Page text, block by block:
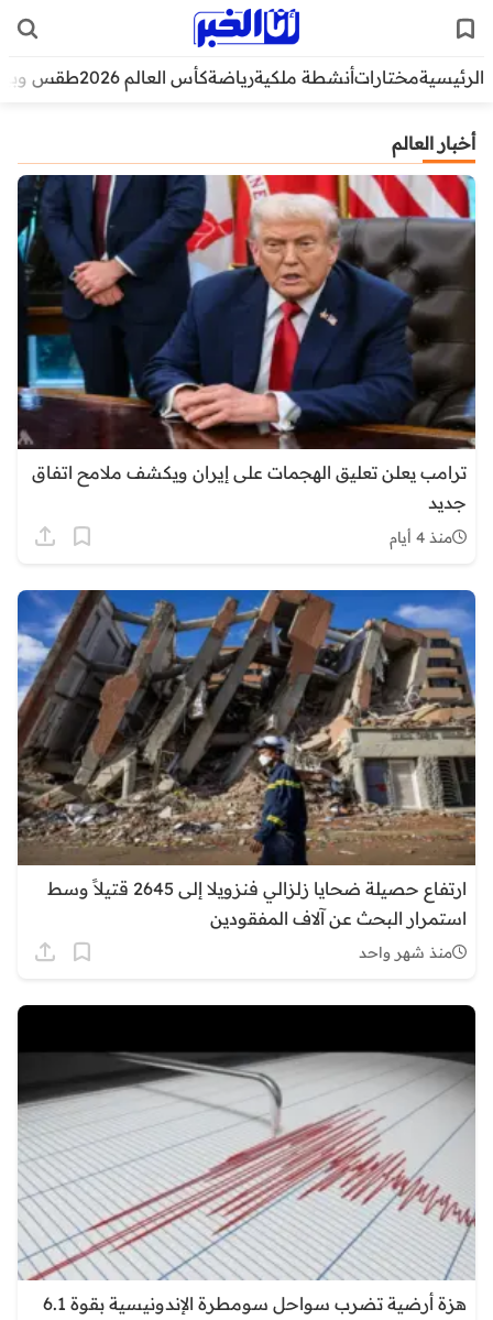
الرئيسيةمختاراتأنشطة ملكيةرياضةكأس العالم 2026 طقس
أخبار العالم
ترامب يعلن تعليق الهجمات على إيران ويكشف ملامح اتفاق
جديد
منذ 4 أيام
ارتفاع حصيلة ضحايا زلزالي فنزويلا إلى 2645 قتيلاً وسط
استمرار البحث عن آلاف المفقودين
منذ شهر واحد
هزة أرضية تضرب سواحل سومطرة الإندونيسية بقوة 6.1